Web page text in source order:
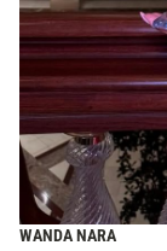
WANDA NARA